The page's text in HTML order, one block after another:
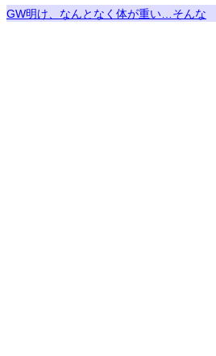
GW明け、なんとなく体が重い…そんな